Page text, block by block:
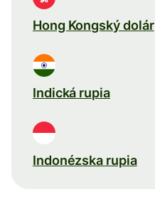
Hong Kongský dolár
Indická rupia
Indonézska rupia